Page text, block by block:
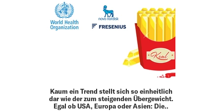
Kaum ein Trend stellt sich so einheitlich
dar wie der zum steigenden Übergewicht.
Egal ob USA, Europa oder Asien: Die..